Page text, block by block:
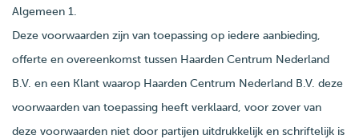
Algemeen 1.
Deze voorwaarden zijn van toepassing op iedere aanbieding,
offerte en overeenkomst tussen Haarden Centrum Nederland
B.V. en een Klant waarop Haarden Centrum Nederland B.V. deze
voorwaarden van toepassing heeft verklaard, voor zover van
deze voorwaarden niet door partijen uitdrukkelijk en schriftelijk is